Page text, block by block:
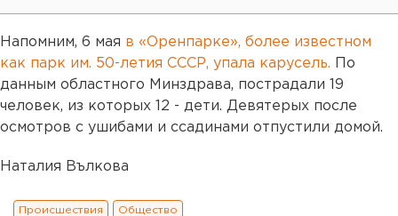
Напомним, 6 мая в «Оренпарке», более известном
как парк им. 50-летия СССР, упала карусель. По
данным областного Минздрава, пострадали 19
человек, из которых 12 - дети. Девятерых после
осмотров с ушибами и ссадинами отпустили домой.
Наталия Вълкова
Происшествия Общество